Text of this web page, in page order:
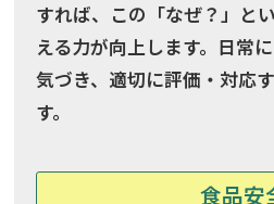
すれば、この「なぜ？」と
える力が向上します。日常
気づき、適切に評価・対応
す。
食品安